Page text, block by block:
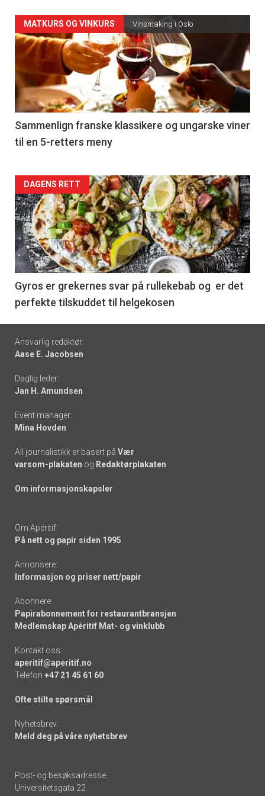
Forsiden
akkurat
nå
-
5
MATKURS OG VINKURS Vinsmaking i Oslo
Sammenlign franske klassikere og ungarske viner
til en 5-retters meny
Forsiden
akkurat
nå
-
6
DAGENS RETT
Gyros er grekernes svar på rullekebab og er det
perfekte tilskuddet til helgekosen
Footer
-
links
Ansvarlig redaktør:
Aase E. Jacobsen
Daglig leder:
Jan H. Amundsen
Event manager:
Mina Hovden
All journalistikk er basert på Vær
varsom-plakaten og Redaktørplakaten
Om informasjonskapsler
Om Apéritif:
På nett og papir siden 1995
Annonsere:
Informasjon og priser nett/papir
Abonnere:
Papirabonnement for restaurantbransjen
Medlemskap Apéritif Mat- og vinklubb
Kontakt oss:
aperitif@aperitif.no
Telefon +47 21 45 61 60
Ofte stilte spørsmål
Nyhetsbrev:
Meld deg på våre nyhetsbrev
Post- og besøksadresse:
Universitetsgata 22